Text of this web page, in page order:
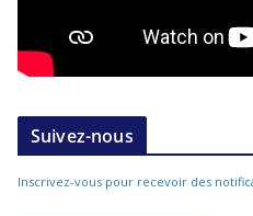
Suivez-nous
Inscrivez-vous pour recevoir des